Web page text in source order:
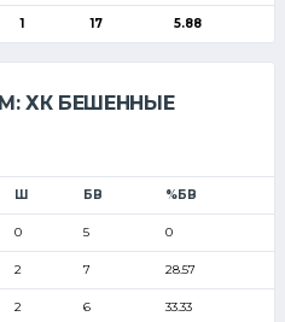
1 17 5.88
ХК БЕШЕННЫЕ
Ш БВ %БВ
0 5 0
2 7 28.57
2 6 33.33